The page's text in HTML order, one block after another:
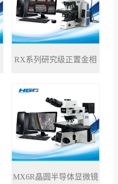
RX系列研究级正置金相
显微镜
MX6R晶圆半导体显微镜